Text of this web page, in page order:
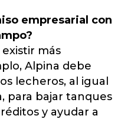
empresarial con
más
Alpina debe
lecheros, al igual
para bajar tanques
y ayudar a